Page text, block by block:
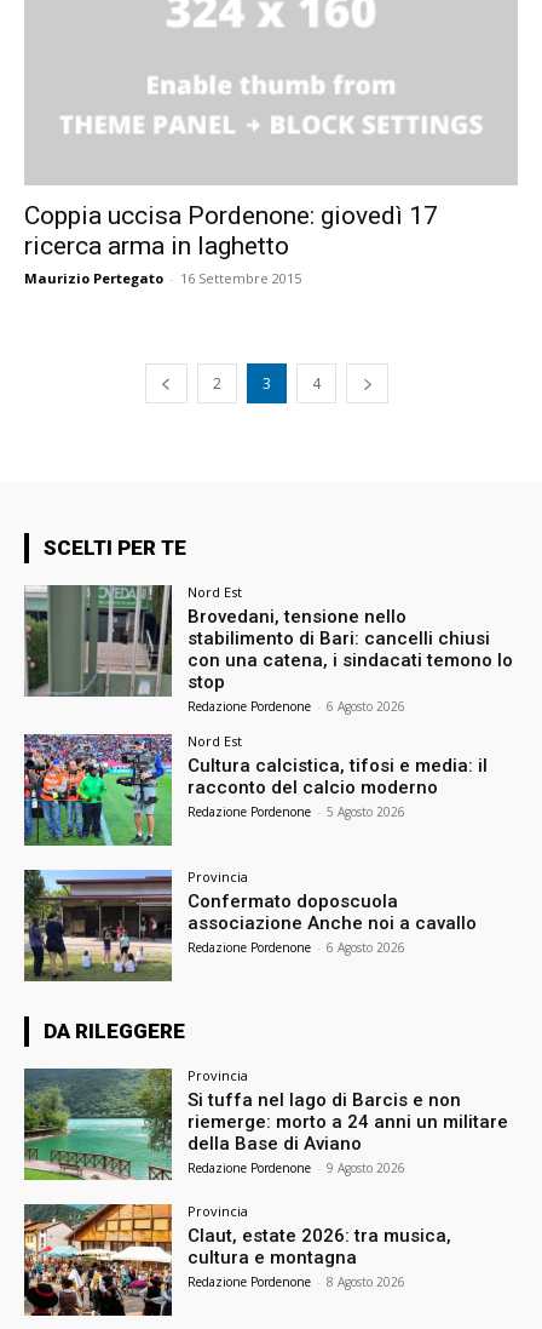
Coppia uccisa Pordenone: giovedì 17
ricerca arma in laghetto
Maurizio Pertegato - 16 Settembre 2015
2 3 4
SCELTI PER TE
Nord Est
Brovedani, tensione nello
stabilimento di Bari: cancelli chiusi
con una catena, i sindacati temono lo
stop
Redazione Pordenone - 6 Agosto 2026
Nord Est
Cultura calcistica, tifosi e media: il
racconto del calcio moderno
Redazione Pordenone - 5 Agosto 2026
Provincia
Confermato doposcuola
associazione Anche noi a cavallo
Redazione Pordenone - 6 Agosto 2026
DA RILEGGERE
Provincia
Si tuffa nel lago di Barcis e non
riemerge: morto a 24 anni un militare
della Base di Aviano
Redazione Pordenone - 9 Agosto 2026
Provincia
Claut, estate 2026: tra musica,
cultura e montagna
Redazione Pordenone - 8 Agosto 2026